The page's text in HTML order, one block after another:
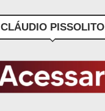
CLÁUDIO PISSOLITO